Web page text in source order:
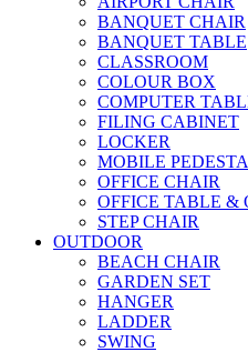
BANQUET CHAIR
BANQUET TABLE
CLASSROOM
COLOUR BOX
COMPUTER
FILING CABINET
LOCKER
MOBILE
OFFICE CHAIR
OFFICE TABLE &
STEP CHAIR
OUTDOOR
BEACH CHAIR
GARDEN SET
HANGER
LADDER
SWING